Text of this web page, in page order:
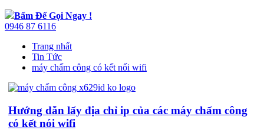
Bấm Để Gọi Ngay !
0946 87 6116
Trang nhất
Tin Tức
máy chấm công có kết nối wifi
Hướng dẫn lấy địa chỉ ip của các máy chấm công
có kết nói wifi